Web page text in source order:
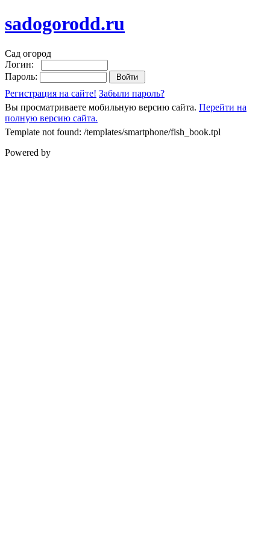
sadogorodd.ru
Сад огород
Логин:
Пароль:
Регистрация на сайте! Забыли пароль?
Вы просматриваете мобильную версию сайта. Перейти на
полную версию сайта.
Template not found: /templates/smartphone/fish_book.tpl
Powered by